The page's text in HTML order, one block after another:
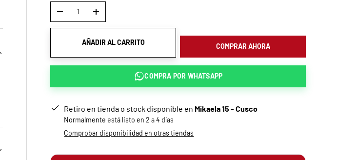
- +
AÑADIR AL CARRITO COMPRAR AHORA
COMPRA POR WHATSAPP
Retiro en tienda o stock disponible en Mikaela 15 - Cusco
Normalmente está listo en 2 a 4 días
Comprobar disponibilidad en otras tiendas